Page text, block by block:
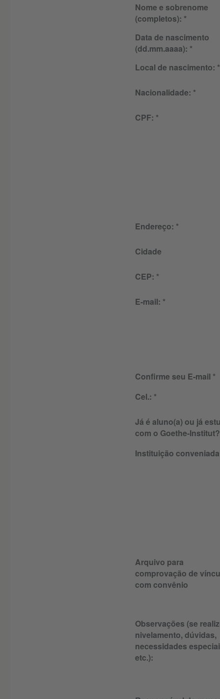
Nome e sobrenome
(completos):
Data de nascimento
(dd.mm.aaaa):
Local de nascimento:
Nacionalidade:
CPF:
Endereço:
Cidade
CEP:
E-mail:
Confirme seu E-mail
Cel.:
Já é aluno(a) ou já
com o Goethe-Institut?
Instituição conveniada
Arquivo para
comprovação de
com convênio
Observações (se
nivelamento, dúvidas,
necessidades
etc.):